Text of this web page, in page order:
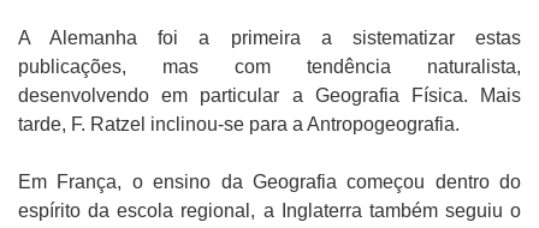
A Alemanha foi a primeira a sistematizar estas
publicações, mas com tendência naturalista,
desenvolvendo em particular a Geografia Física. Mais
tarde, F. Ratzel inclinou-se para a Antropogeografia.
Em França, o ensino da Geografia começou dentro do
espírito da escola regional, a Inglaterra também seguiu o